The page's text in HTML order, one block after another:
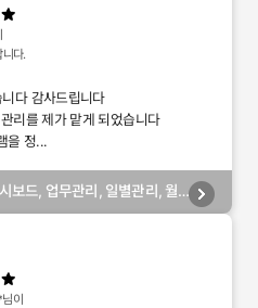
다.
다 감사드립니다
리를 제가 맡게 되었습니다
을 정...
보드, 업무관리, 일별관리, 월
님이